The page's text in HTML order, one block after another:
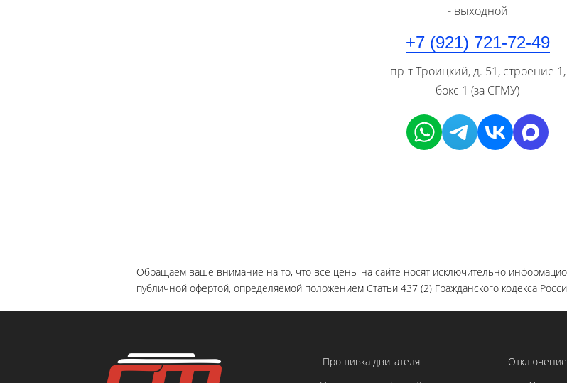
- выходной
+7 (921) 721-72-49
пр-т Троицкий, д. 51, строение 1,
бокс 1 (за СГМУ)
Обращаем ваше внимание на то, что все цены на сайте носят исключительно
публичной офертой, определяемой положением Статьи 437 (2) Гражданского кодекса
Прошивка двигателя